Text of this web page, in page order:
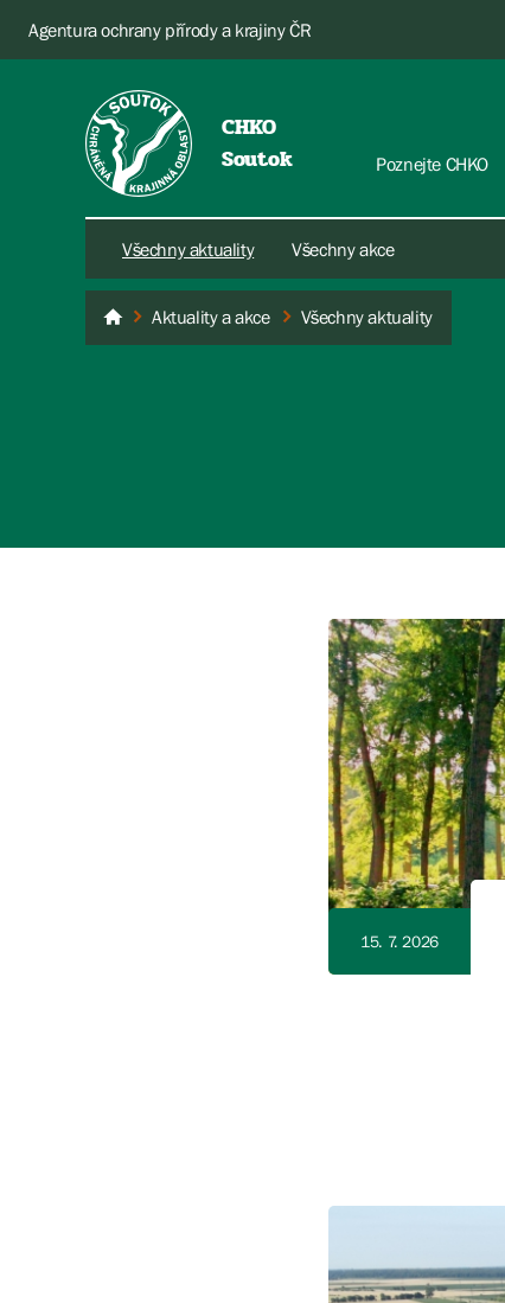
Agentura ochrany přírody a krajiny ČR
CHKO
Soutok
Poznejte CHKO
Všechny aktuality Všechny akce
SoutokAktuality a akce Všechny aktuality
15. 7. 2026